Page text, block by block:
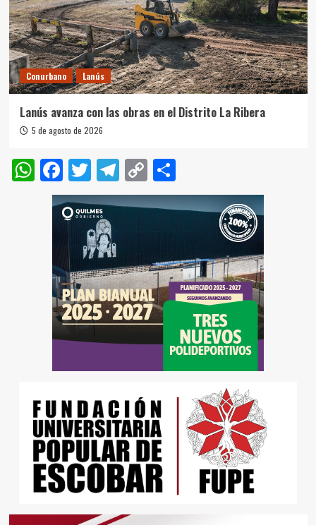
Conurbano Lanús
Lanús avanza con las obras en el Distrito La Ribera
5 de agosto de 2026
WhatsApp
Facebook
Twitter
Telegram
Copy
Link
Compartir